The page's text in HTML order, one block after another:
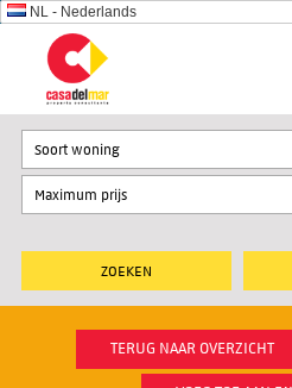
NL - Nederlands
Soort woning
TERUG NAAR OVERZICHT